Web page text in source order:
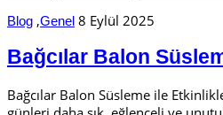
Blog ,Genel 8 Eylül 2025
Bağcılar Balon
Bağcılar Balon Süsleme ile